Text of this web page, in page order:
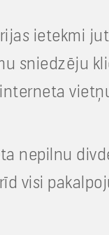
ietekmi
sniedzēju
nepilnu
visi